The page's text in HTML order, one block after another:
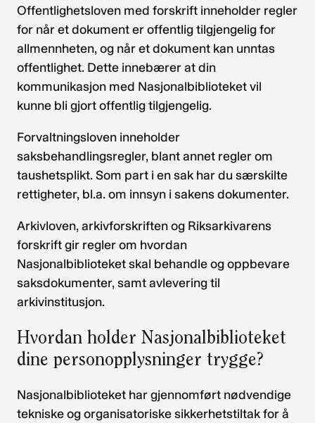
Offentlighetsloven med forskrift inneholder regler
for når et dokument er offentlig tilgjengelig for
allmennheten, og når et dokument kan unntas
offentlighet. Dette innebærer at din
kommunikasjon med Nasjonalbiblioteket vil
kunne bli gjort offentlig tilgjengelig.
Forvaltningsloven inneholder
saksbehandlingsregler, blant annet regler om
taushetsplikt. Som part i en sak har du særskilte
rettigheter, bl.a. om innsyn i sakens dokumenter.
Arkivloven, arkivforskriften og Riksarkivarens
forskrift gir regler om hvordan
Nasjonalbiblioteket skal behandle og oppbevare
saksdokumenter, samt avlevering til
arkivinstitusjon.
Hvordan holder Nasjonalbiblioteket
dine personopplysninger trygge?
Nasjonalbiblioteket har gjennomført nødvendige
tekniske og organisatoriske sikkerhetstiltak for å